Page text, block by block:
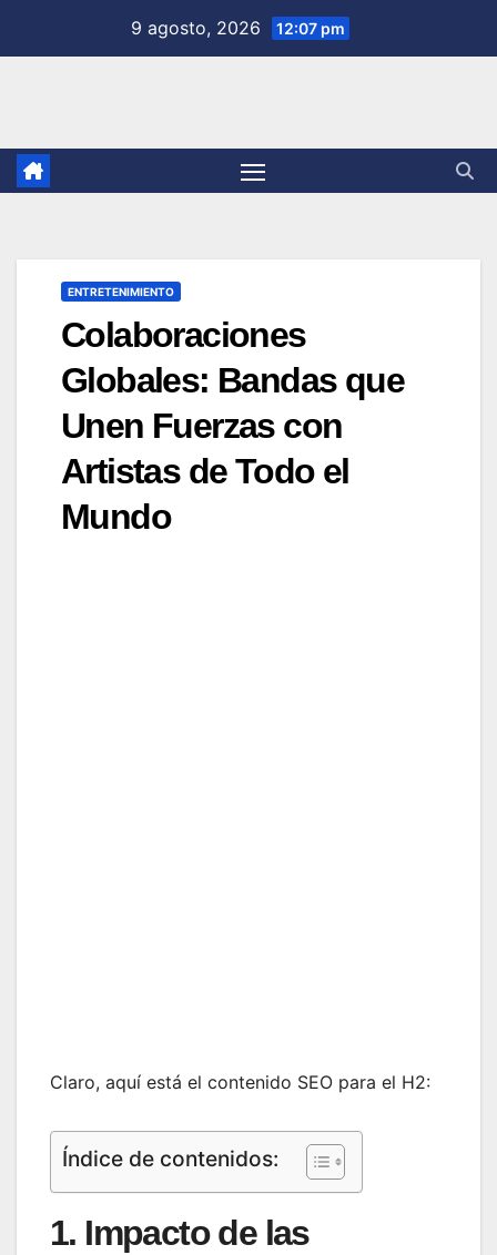
9 agosto, 2026 12:07 pm
ENTRETENIMIENTO
Colaboraciones
Globales: Bandas que
Unen Fuerzas con
Artistas de Todo el
Mundo
Claro, aquí está el contenido SEO para el H2:
Índice de contenidos:
1. Impacto de las